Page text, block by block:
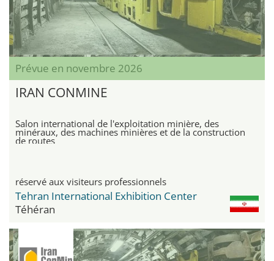
Prévue en novembre 2026
IRAN CONMINE
Salon international de l'exploitation minière, des
minéraux, des machines minières et de la construction
de routes
réservé aux visiteurs professionnels
Tehran International Exhibition Center
Téhéran